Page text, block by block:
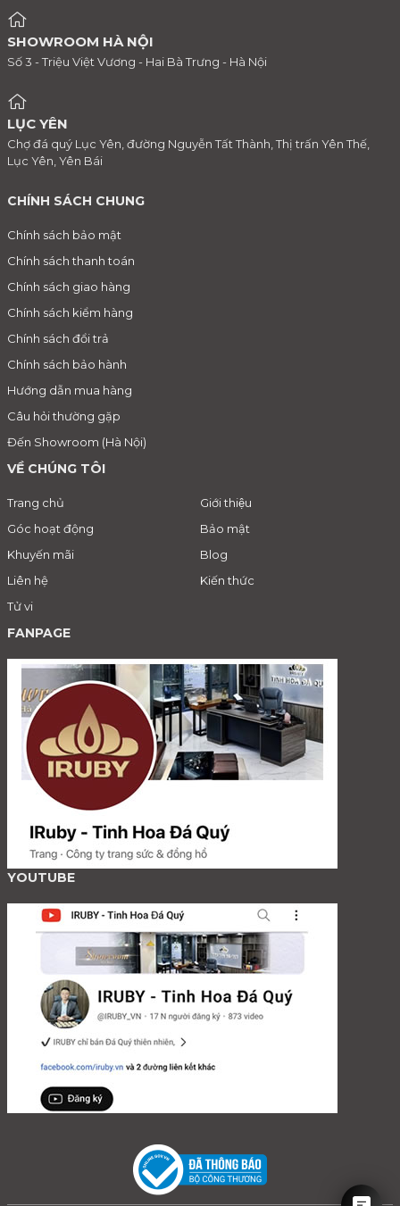
SHOWROOM HÀ NỘI
Số 3 - Triệu Việt Vương - Hai Bà Trưng - Hà Nội
LỤC YÊN
Chợ đá quý Lục Yên, đường Nguyễn Tất Thành, Thị trấn Yên Thế,
Lục Yên, Yên Bái
CHÍNH SÁCH CHUNG
Chính sách bảo mật
Chính sách thanh toán
Chính sách giao hàng
Chính sách kiểm hàng
Chính sách đổi trả
Chính sách bảo hành
Hướng dẫn mua hàng
Câu hỏi thường gặp
Đến Showroom (Hà Nội)
VỀ CHÚNG TÔI
Trang chủ
Giới thiệu
Góc hoạt động
Bảo mật
Khuyến mãi
Blog
Liên hệ
Kiến thức
Tử vi
FANPAGE
YOUTUBE